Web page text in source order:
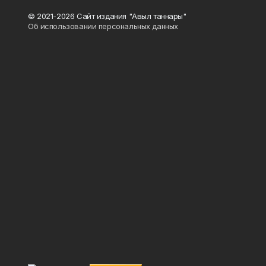
© 2021-2026 Сайт издания "Авыл таннары"
Об использовании персональных данных